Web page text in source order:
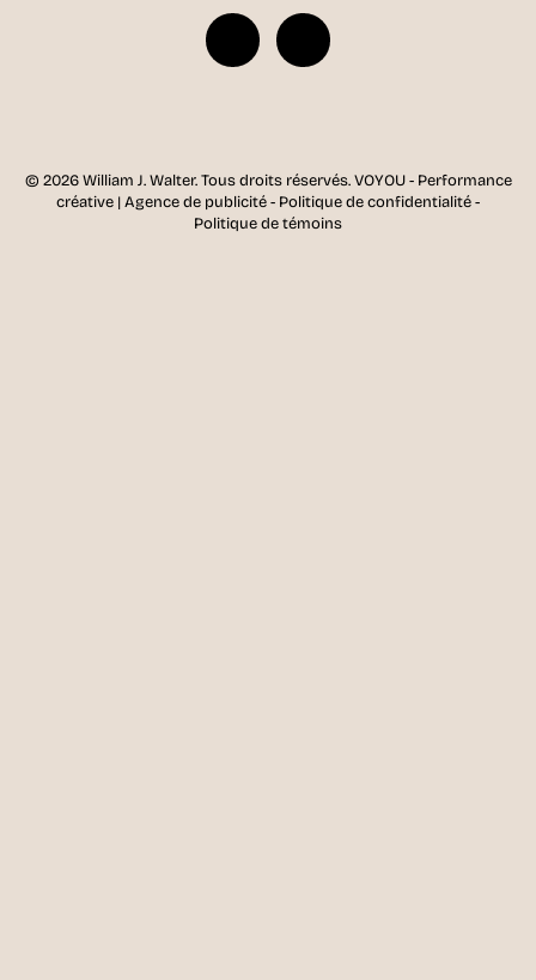
© 2026 William J. Walter.Tous droits réservés. VOYOU - Performance
créative | Agence de publicité- Politique de confidentialité-
Politique de témoins